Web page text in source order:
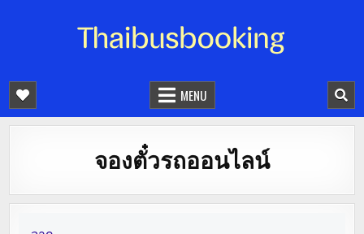
จองตั๋วรถออนไลน์ 24 ชั่วโมง
MENU
จองตั๋วรถออนไลน์